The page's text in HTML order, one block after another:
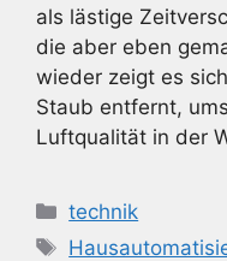
als lästige
die aber eben
wieder zeigt es
Staub entfernt,
Luftqualität in der
Kategorien
technik
Schlagwörter